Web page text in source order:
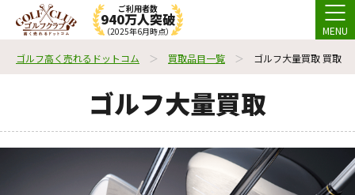
ご利用者数
940万人突破
（2025年6月時点） MENU
ゴルフ高く売れるドットコム 買取品目一覧 ゴルフ大量買取 買取
ゴルフ大量買取